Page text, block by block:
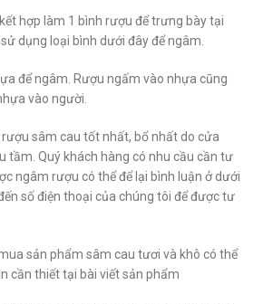
hợp làm 1 bình rượu để trưng bày tại
dụng loại bình dưới đây để ngâm.
để ngâm. Rượu ngấm vào nhựa cũng
vào người.
sâm cau tốt nhất, bổ nhất do cửa
tầm. Quý khách hàng có nhu cầu cần tư
ngâm rượu có thể để lại bình luận ở dưới
số điện thoại của chúng tôi để được tư
sản phẩm sâm cau tươi và khô có thể
cần thiết tại bài viết sản phẩm